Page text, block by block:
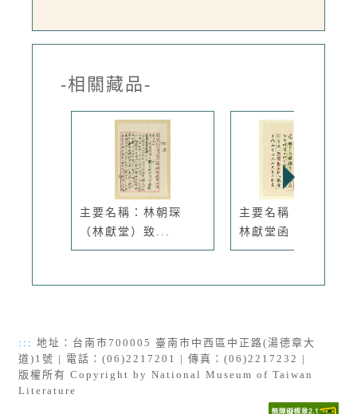
-相關藏品-
主要名稱：林朝琛
（林獻堂）致...
主要名稱：梁啟超致
林獻堂函（...
::: 地址：台南市700005 臺南市中西區中正路(湯德章大
道)1號 | 電話：(06)2217201 | 傳真：(06)2217232 |
版權所有 Copyright by National Museum of Taiwan
Literature